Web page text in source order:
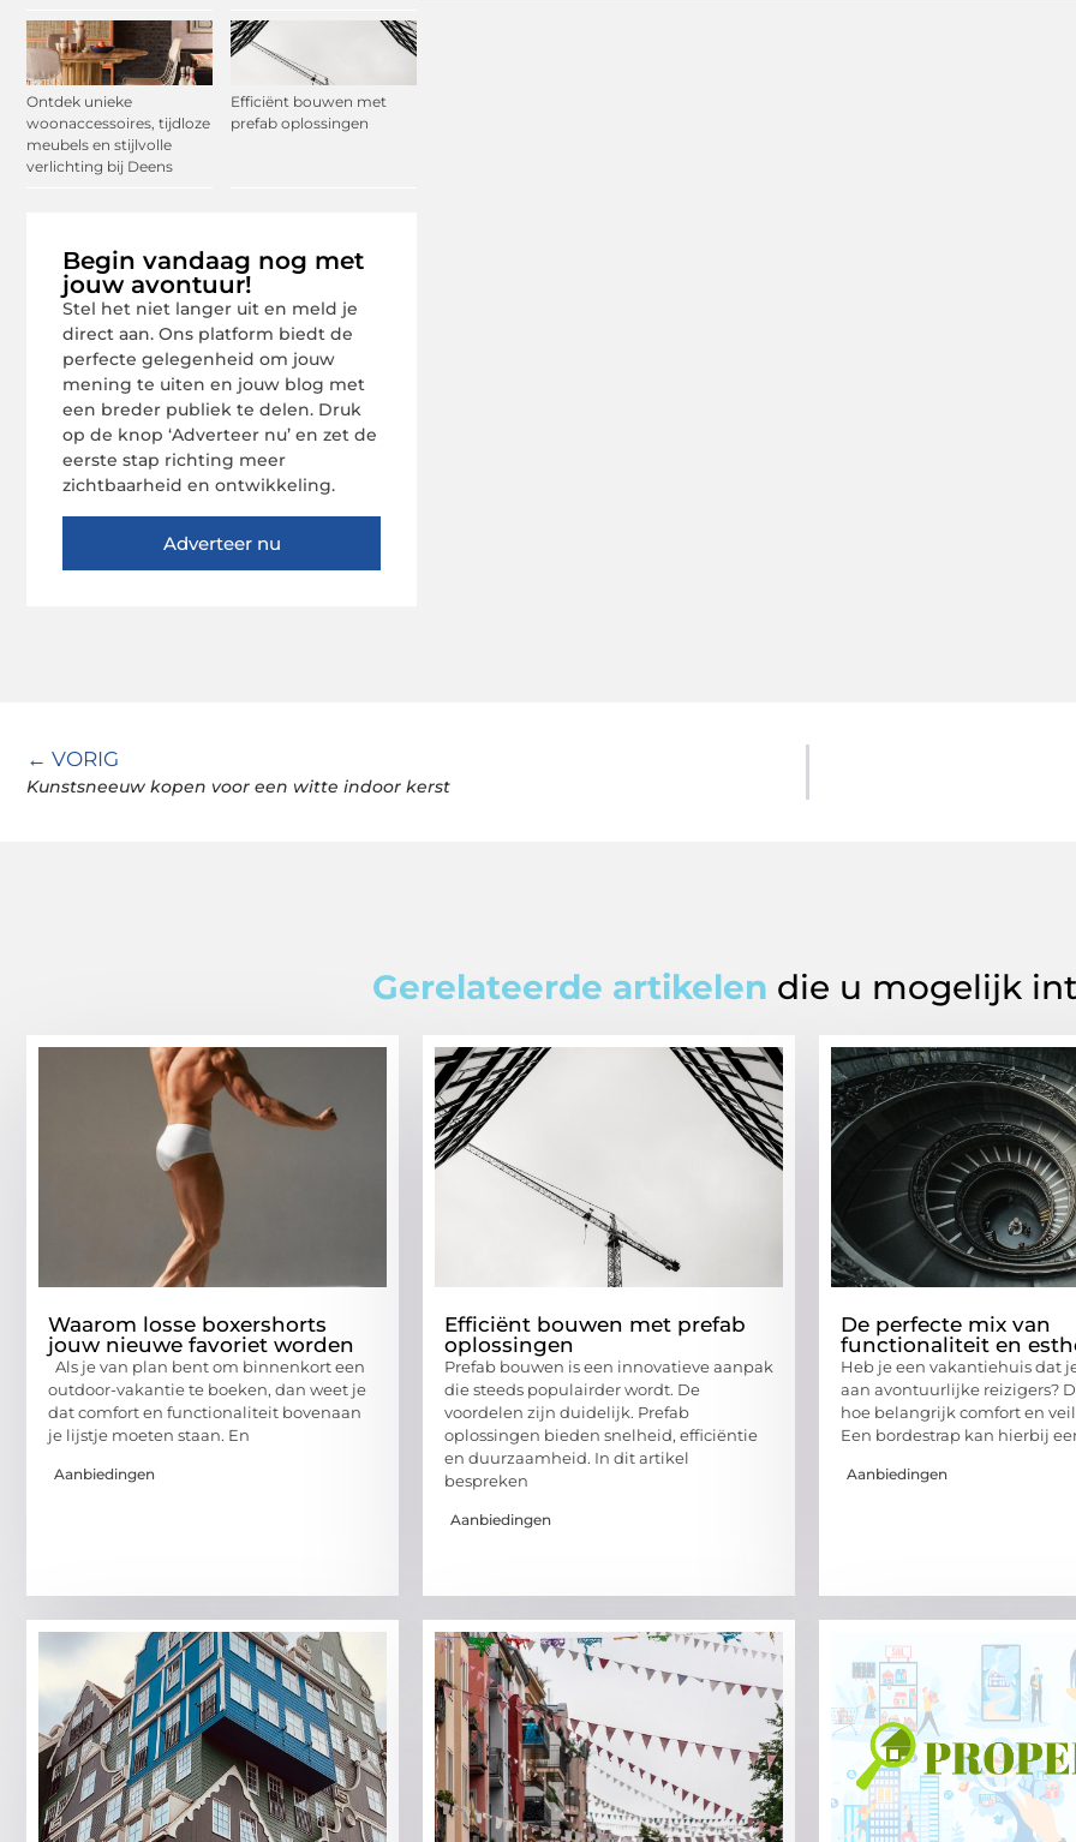
Ontdek unieke
woonaccessoires, tijdloze
meubels en stijlvolle
verlichting bij Deens
Efficiënt bouwen met
prefab oplossingen
Begin vandaag nog met
jouw avontuur!
Stel het niet langer uit en meld je
direct aan. Ons platform biedt de
perfecte gelegenheid om jouw
mening te uiten en jouw blog met
een breder publiek te delen. Druk
op de knop ‘Adverteer nu’ en zet de
eerste stap richting meer
zichtbaarheid en ontwikkeling.
Adverteer nu
← VORIG
Kunstsneeuw kopen voor een witte indoor kerst
Gerelateerde artikelen die u mogelijk
Waarom losse boxershorts
jouw nieuwe favoriet worden
Als je van plan bent om binnenkort een
outdoor-vakantie te boeken, dan weet je
dat comfort en functionaliteit bovenaan
je lijstje moeten staan. En
Aanbiedingen
Efficiënt bouwen met prefab
oplossingen
Prefab bouwen is een innovatieve aanpak
die steeds populairder wordt. De
voordelen zijn duidelijk. Prefab
oplossingen bieden snelheid, efficiëntie
en duurzaamheid. In dit artikel
bespreken
Aanbiedingen
De perfecte mix van
functionaliteit en
Heb je een vakantiehuis dat
aan avontuurlijke reizigers?
hoe belangrijk comfort en
Een bordestrap kan hierbij
Aanbiedingen